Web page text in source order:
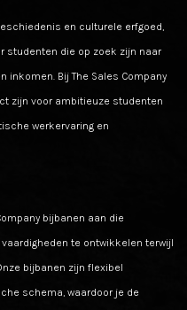
en culturele erfgoed,
studenten die op zoek zijn naar
inkomen. Bij The Sales Company
zijn voor ambitieuze studenten
werkervaring en
bijbanen aan die
te ontwikkelen terwijl
bijbanen zijn flexibel
schema, waardoor je de